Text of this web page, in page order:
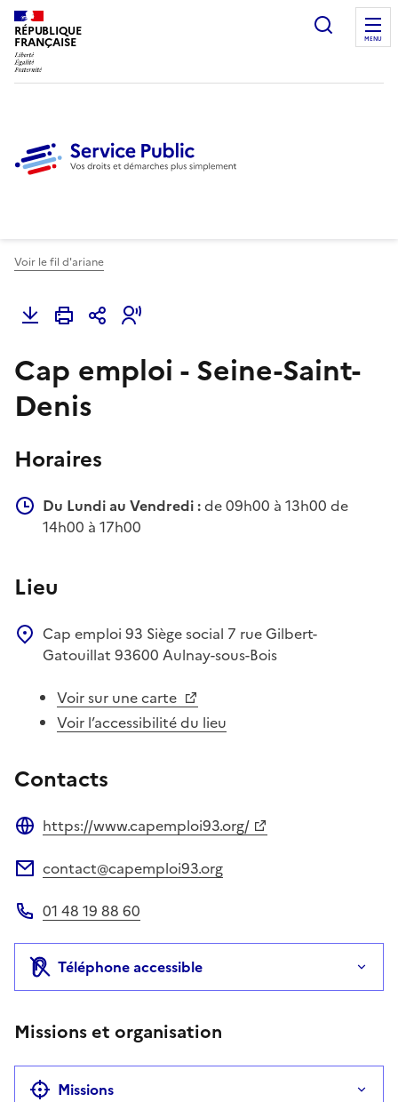
RÉPUBLIQUE
FRANÇAISE
Ouvrir
MENU
Voir le fil d'ariane
Cap emploi - Seine-Saint-
Denis
Horaires
Du Lundi au Vendredi :de 09h00 à 13h00 de
14h00 à 17h00
Lieu
Cap emploi 93 Siège social 7 rue Gilbert-
Gatouillat 93600 Aulnay-sous-Bois
Voir sur une carte
Voir l’accessibilité du lieu
Contacts
https://www.capemploi93.org/
contact@capemploi93.org
01 48 19 88 60
Téléphone accessible
Missions et organisation
Missions